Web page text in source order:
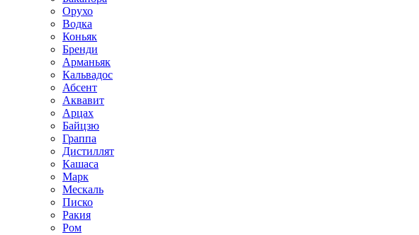
Орухо
Водка
Коньяк
Бренди
Арманьяк
Кальвадос
Абсент
Аквавит
Арцах
Байцзю
Граппа
Дистиллят
Кашаса
Марк
Мескаль
Писко
Ракия
Ром